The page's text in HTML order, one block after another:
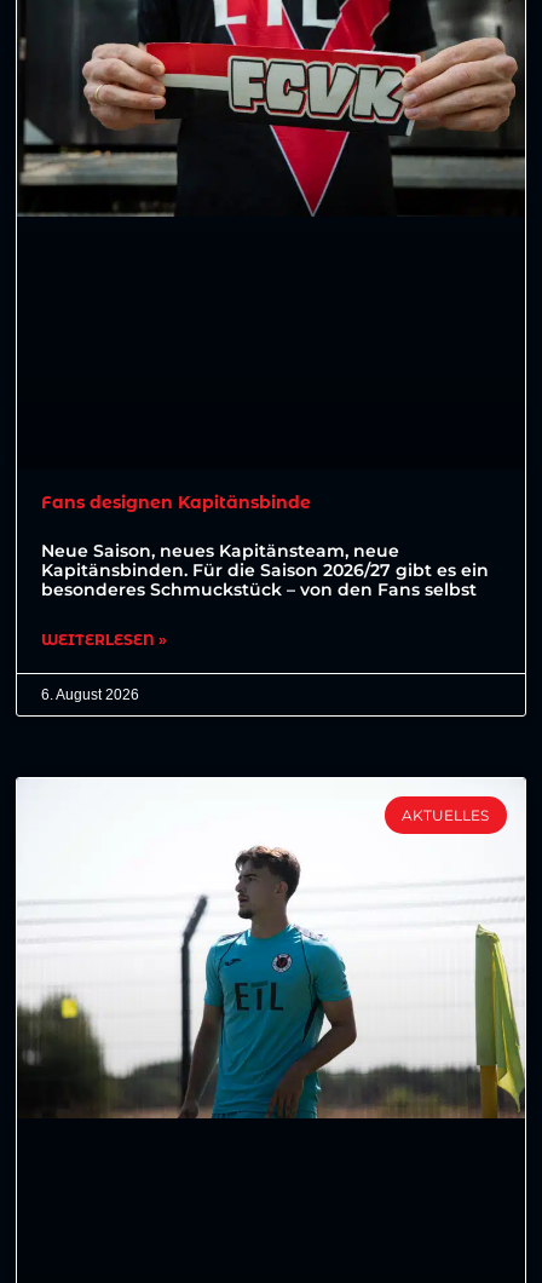
Fans designen Kapitänsbinde
Neue Saison, neues Kapitänsteam, neue
Kapitänsbinden. Für die Saison 2026/27 gibt es ein
besonderes Schmuckstück – von den Fans selbst
WEITERLESEN »
6. August 2026
AKTUELLES